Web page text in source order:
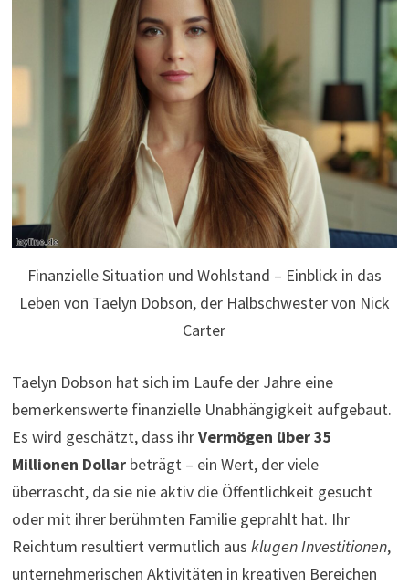
Finanzielle Situation und Wohlstand – Einblick in das
Leben von Taelyn Dobson, der Halbschwester von Nick
Carter
Taelyn Dobson hat sich im Laufe der Jahre eine
bemerkenswerte finanzielle Unabhängigkeit aufgebaut.
Es wird geschätzt, dass ihrVermögen über 35
Millionen Dollarbeträgt – ein Wert, der viele
überrascht, da sie nie aktiv die Öffentlichkeit gesucht
oder mit ihrer berühmten Familie geprahlt hat. Ihr
Reichtum resultiert vermutlich aus klugen Investitionen,
unternehmerischen Aktivitäten in kreativen Bereichen